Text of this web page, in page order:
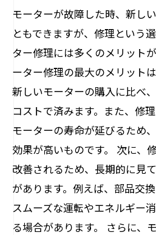
モーターが故障した時、新し
ともできますが、修理という
ター修理には多くのメリット
ーター修理の最大のメリット
新しいモーターの購入に比べ
コストで済みます。また、修
モーターの寿命が延びるため
効果が高いものです。 次に、
改善されるため、長期的に見
があります。例えば、部品交
スムーズな運転やエネルギー
る場合があります。 さらに、